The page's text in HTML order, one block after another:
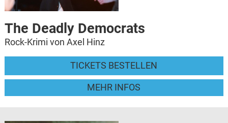
The Deadly Democrats
Rock-Krimi von Axel Hinz
TICKETS BESTELLEN
MEHR INFOS